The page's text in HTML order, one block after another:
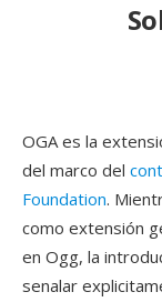
OGA es la
del marco del
Foundation.
como extensión
en Ogg, la
senalar